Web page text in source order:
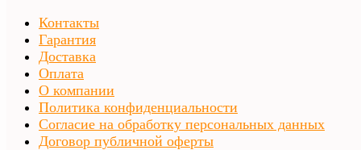
Контакты
Гарантия
Доставка
Оплата
О компании
Политика конфиденциальности
Согласие на обработку персональных данных
Договор публичной оферты